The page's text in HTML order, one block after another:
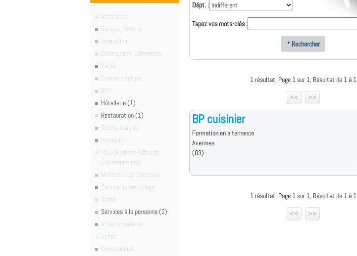
Assurance
Banque, Finance
Immobilier
Distribution, Commerce
Vente
Communication
BTP
Hôtellerie (1)
Restauration (1)
Sports, Loisirs
Industrie
HSE (Hygiène-Sécurité-
Environnement)
Maintenance, Entretien
Service de nettoyage
Santé
Services à la personne (2)
Actions sociales
Achat
Comptabilité
Dépt. :
Tapez vos mots-clés :
Rechercher
1 résultat. Page 1 sur 1, Résultat de 1 à 1
<<
>>
BP cuisinier
Formation en alternance
Avermes
(03) -
1 résultat. Page 1 sur 1, Résultat de 1 à 1
<<
>>